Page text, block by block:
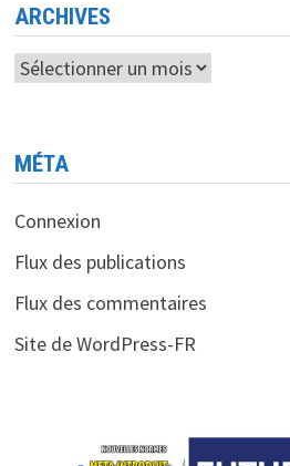
ARCHIVES
Archives
MÉTA
Connexion
Flux des publications
Flux des commentaires
Site de WordPress-FR